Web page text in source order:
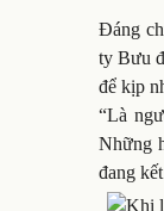
Đáng
ty Bưu
để kịp
“Là
Những
đang